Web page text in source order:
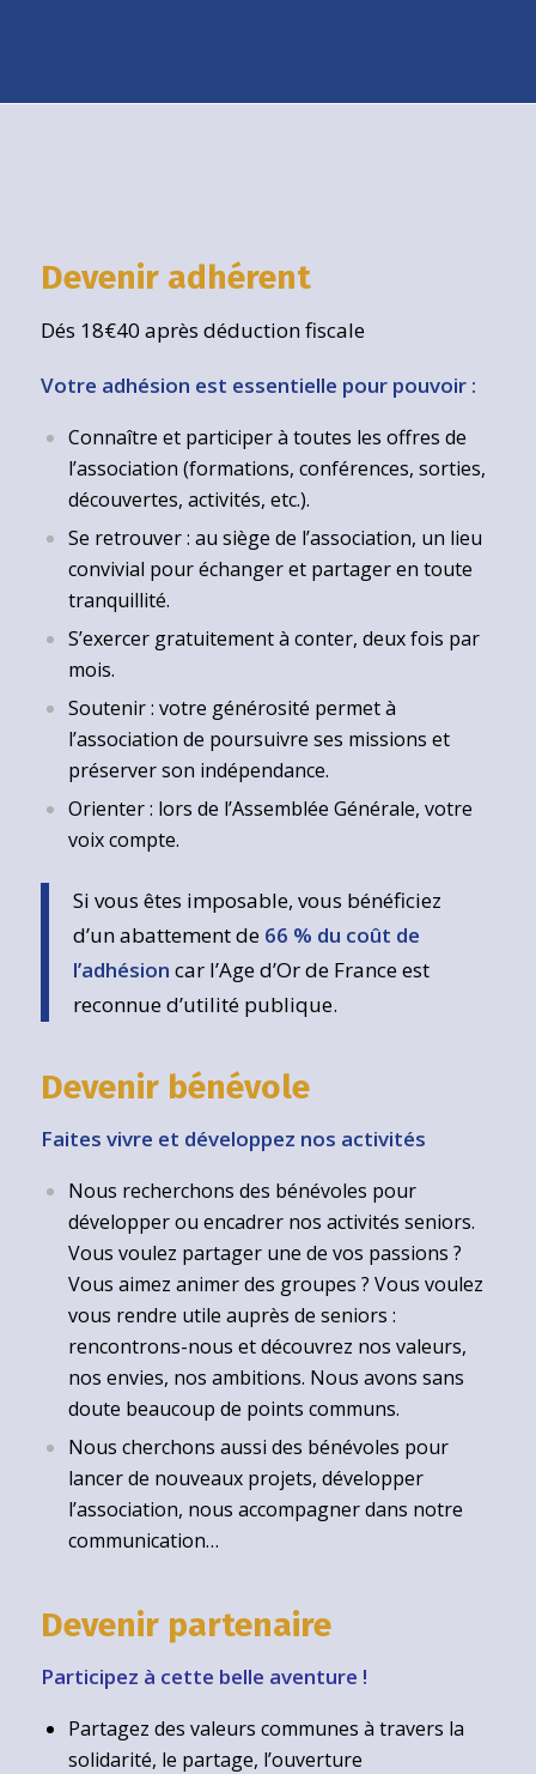
Devenir adhérent
Dés 18€40 après déduction fiscale
Votre adhésion est essentielle pour pouvoir :
Connaître et participer à toutes les offres de
l’association (formations, conférences, sorties,
découvertes, activités, etc.).
Se retrouver : au siège de l’association, un lieu
convivial pour échanger et partager en toute
tranquillité.
S’exercer gratuitement à conter, deux fois par
mois.
Soutenir : votre générosité permet à
l’association de poursuivre ses missions et
préserver son indépendance.
Orienter : lors de l’Assemblée Générale, votre
voix compte.
Si vous êtes imposable, vous bénéficiez
d’un abattement de 66 % du coût de
l’adhésion car l’Age d’Or de France est
reconnue d’utilité publique.
Devenir bénévole
Faites vivre et développez nos activités
Nous recherchons des bénévoles pour
développer ou encadrer nos activités seniors.
Vous voulez partager une de vos passions ?
Vous aimez animer des groupes ? Vous voulez
vous rendre utile auprès de seniors :
rencontrons-nous et découvrez nos valeurs,
nos envies, nos ambitions. Nous avons sans
doute beaucoup de points communs.
Nous cherchons aussi des bénévoles pour
lancer de nouveaux projets, développer
l’association, nous accompagner dans notre
communication…
Devenir partenaire
Participez à cette belle aventure !
Partagez des valeurs communes à travers la
solidarité, le partage, l’ouverture